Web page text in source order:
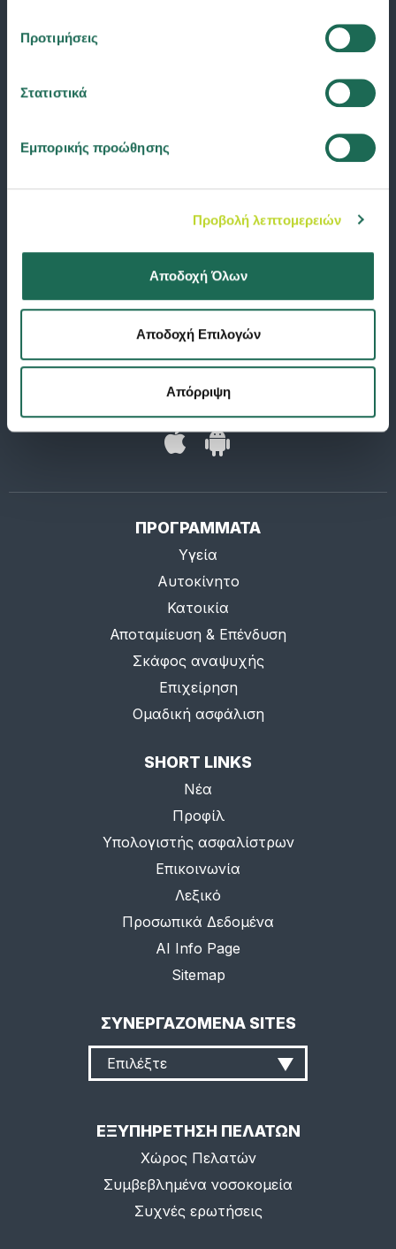
Προτιμήσεις
Στατιστικά
Εμπορικής προώθησης
Προβολή λεπτομερειών
Αποδοχή Όλων
Αποδοχή Επιλογών
Απόρριψη
Κατεβάστε σήμερα την εφαρμογή Groupama Road Help και κάντε την
Διαθέσιμο σε:
ΠΡΟΓΡΑΜΜΑΤΑ
Υγεία
Αυτοκίνητο
Κατοικία
Αποταμίευση & Επένδυση
Σκάφος αναψυχής
Επιχείρηση
Ομαδική ασφάλιση
SHORT LINKS
Νέα
Προφίλ
Υπολογιστής ασφαλίστρων
Επικοινωνία
Λεξικό
Προσωπικά Δεδομένα
AI Info Page
Sitemap
ΣΥΝΕΡΓΑΖΟΜΕΝΑ SITES
Επιλέξτε
ΕΞΥΠΗΡΕΤΗΣΗ ΠΕΛΑΤΩΝ
Χώρος Πελατών
Συμβεβλημένα νοσοκομεία
Συχνές ερωτήσεις